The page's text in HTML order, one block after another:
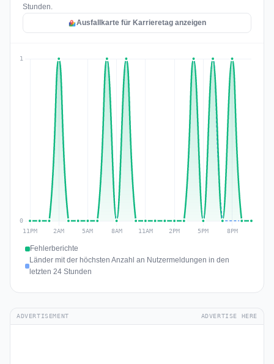
Stunden.
Ausfallkarte für Karrieretag anzeigen
Fehlerberichte
Länder mit der höchsten Anzahl an Nutzermeldungen in den
letzten 24 Stunden
ADVERTISEMENT ADVERTISE HERE